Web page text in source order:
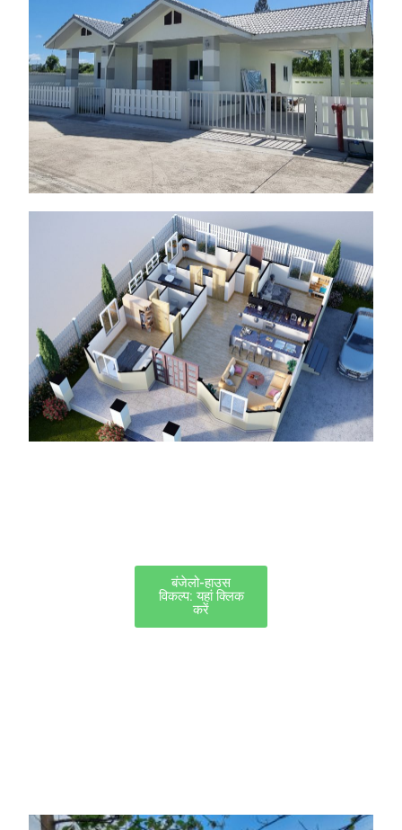
बंजेलो-हाउस
विकल्प: यहां क्लिक
करें